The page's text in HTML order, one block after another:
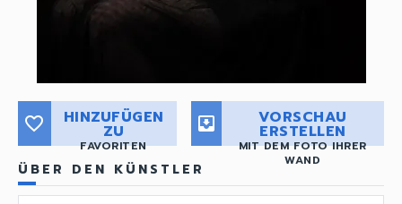
favorite_border HINZUFÜGEN
ZU
FAVORITEN
move_to_inbox VORSCHAU
ERSTELLEN
MIT DEM FOTO IHRER
WAND
ÜBER DEN KÜNSTLER